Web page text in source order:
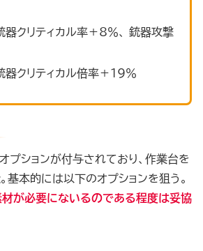
器クリティカル率＋8％、 銃器攻撃
器クリティカル倍率＋19％
プションが付与されており、作業台を
基本的には以下のオプションを狙う。
が必要にないるのである程度は妥協